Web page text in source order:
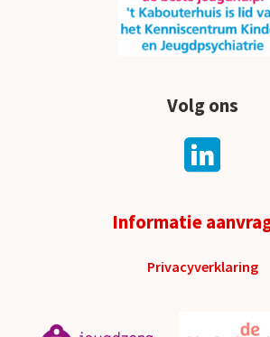
Volg ons
Informatie
Privacyverklaring